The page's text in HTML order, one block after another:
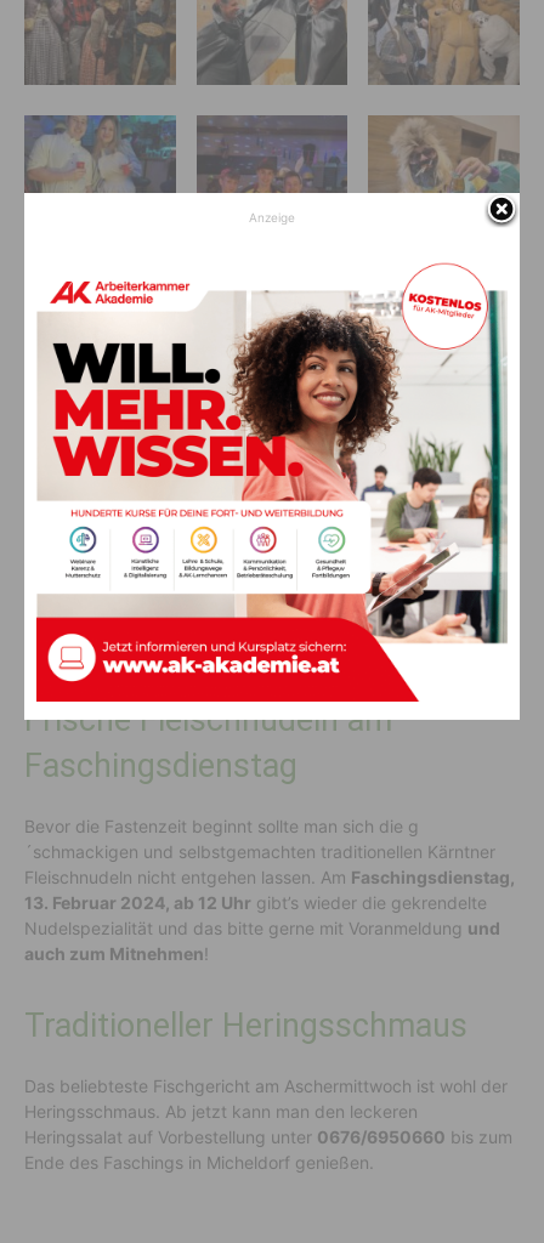
Frische Fleischnudeln am
Faschingsdienstag
Bevor die Fastenzeit beginnt sollte man sich die g
´schmackigen und selbstgemachten traditionellen Kärntner
Fleischnudeln nicht entgehen lassen. Am Faschingsdienstag,
13. Februar 2024, ab 12 Uhr gibt’s wieder die gekrendelte
Nudelspezialität und das bitte gerne mit Voranmeldung und
auch zum Mitnehmen!
Traditioneller Heringsschmaus
Das beliebteste Fischgericht am Aschermittwoch ist wohl der
Heringsschmaus. Ab jetzt kann man den leckeren
Heringssalat auf Vorbestellung unter 0676/6950660 bis zum
Ende des Faschings in Micheldorf genießen.
Anzeige